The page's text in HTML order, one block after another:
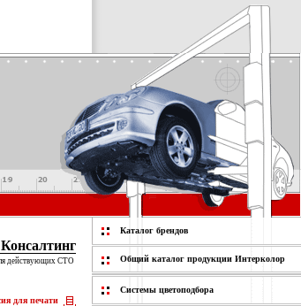
Консалтинг
действующих СТО
для печати
Каталог брендов
Общий каталог продукции Интерколор
Системы цветоподбора